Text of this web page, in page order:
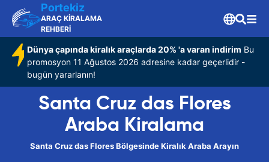
Portekiz
ARAÇ KİRALAMA
REHBERİ
Dünya çapında kiralık araçlarda 20% 'a varan indirim Bu
promosyon 11 Ağustos 2026 adresine kadar geçerlidir -
bugün yararlanın!
Santa Cruz das Flores
Araba Kiralama
Santa Cruz das Flores Bölgesinde Kiralık Araba Arayın